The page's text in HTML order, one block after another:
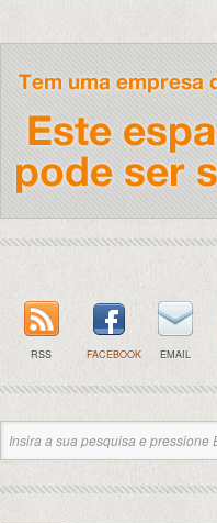
RSS FACEBOOK EMAIL